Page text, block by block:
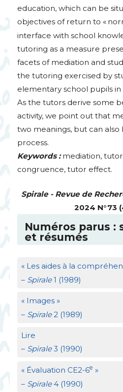
education, which can be
objectives of return to «
interface with school
tutoring as a measure
facets of mediation and
the tutoring exercised by
elementary school pupils
As the tutors derive some
activity, we point out that
two meanings, but can also
process.
Keywords : mediation,
congruence, tutor effect.
Spirale - Revue de
2024 N°73
Numéros parus :
et résumés
« Les aides à la
– Spirale1 (1989)
« Images »
– Spirale2 (1989)
Lire
– Spirale3 (1990)
« Évaluation CE2-6e »
– Spirale4 (1990)